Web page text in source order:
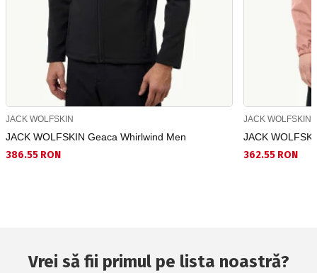
JACK WOLFSKIN
JACK WOLFSKIN Geaca Whirlwind Men
386.55 RON
JACK WOLFSKIN
JACK
362.55 RON
Vrei să fii primul pe lista noastră?